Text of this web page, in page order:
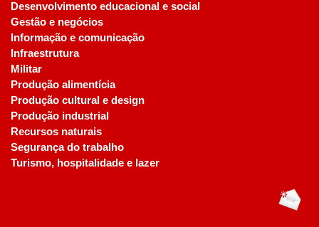
Desenvolvimento educacional e social
Gestão e negócios
Informação e comunicação
Infraestrutura
Militar
Produção alimentícia
Produção cultural e design
Produção industrial
Recursos naturais
Segurança do trabalho
Turismo, hospitalidade e lazer